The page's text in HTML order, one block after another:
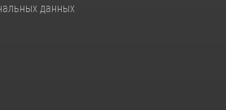
данных